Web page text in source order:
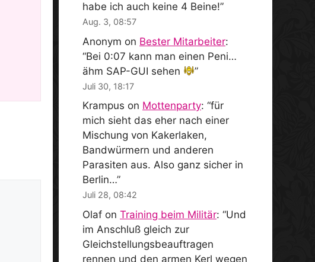
habe ich auch keine 4 Beine!”
Aug. 3, 08:57
Anonym on Bester Mitarbeiter:
“Bei 0:07 kann man einen Peni…
ähm SAP-GUI sehen
”
Juli 30, 18:17
Krampus on Mottenparty: “für
mich sieht das eher nach einer
Mischung von Kakerlaken,
Bandwürmern und anderen
Parasiten aus. Also ganz sicher in
Berlin…”
Juli 28, 08:42
Olaf on Training beim Militär: “Und
im Anschluß gleich zur
Gleichstellungsbeauftragen
rennen und den armen Kerl wegen